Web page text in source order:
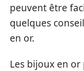
peuvent être
quelques
en or.
Les bijoux en